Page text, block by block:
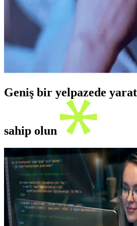
Geniş bir yelpazede
sahip olun